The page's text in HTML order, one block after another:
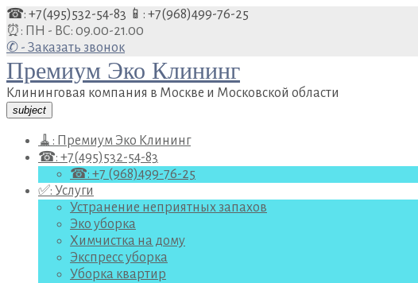
Перейти
к
содержанию
☎: +7(495)532-54-83 📱: +7(968)499-76-25
⏰: ПН - ВС: 09.00-21.00
✆ - Заказать звонок
Премиум Эко Клининг
Клининговая компания в Москве и Московской области
subject
🧹: Премиум Эко Клининг
☎: +7(495)532-54-83
☎: +7 (968)499-76-25
✅: Услуги
Устранение неприятных запахов
Эко уборка
Химчистка на дому
Экспресс уборка
Уборка квартир